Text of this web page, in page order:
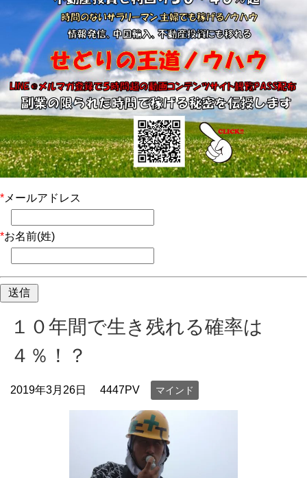
* メールアドレス
*お名前(姓)
１０年間で生き残れる確率は
４％！？
2019年3月26日 4447PV マインド